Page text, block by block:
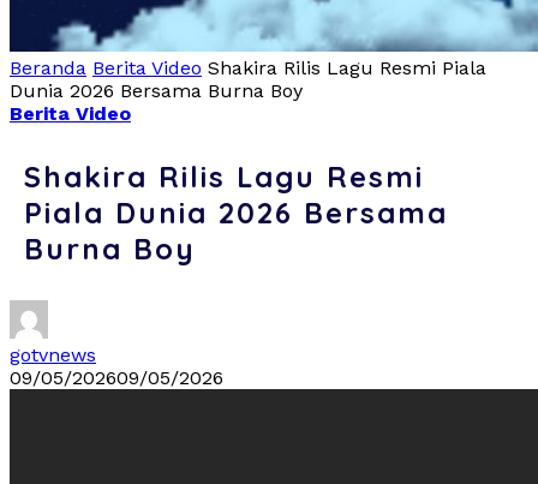
Beranda Berita Video Shakira Rilis Lagu Resmi Piala
Dunia 2026 Bersama Burna Boy
Berita Video
Shakira Rilis Lagu Resmi
Piala Dunia 2026 Bersama
Burna Boy
gotvnews
09/05/202609/05/2026